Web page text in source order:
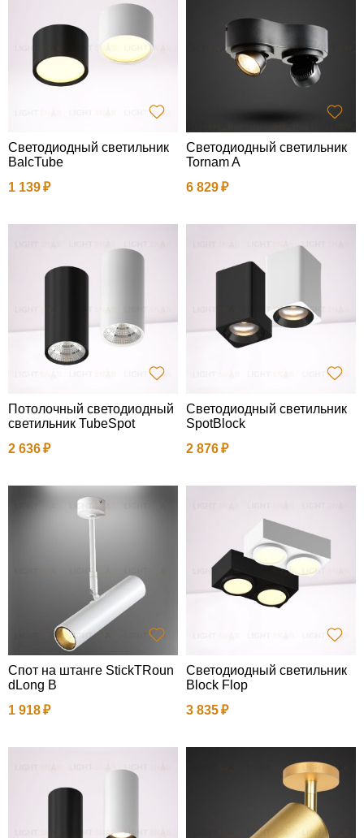
Светодиодный светильник
BalcTube
1 139
Светодиодный светильник
Tornam A
6 829
Потолочный светодиодный
светильник TubeSpot
2 636
Светодиодный светильник
SpotBlock
2 876
Спот на штанге StickTRoun
dLong B
1 918
Светодиодный светильник
Block Flop
3 835